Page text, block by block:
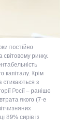
постійно
ринку.
капіталу. Крім
стикаються з
Росії – раніше
якого (7-е
89% сирів із